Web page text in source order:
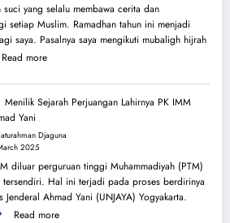
suci yang selalu membawa cerita dan
setiap Muslim. Ramadhan tahun ini menjadi
saya. Pasalnya saya mengikuti mubaligh hijrah
Read more:
Hijrah
Syiarkan
di
Melbourne
dan
Brisbane
Menilik Sejarah Perjuangan Lahirnya PK IMM
Yani
Djaguna
2025
diluar perguruan tinggi Muhammadiyah (PTM)
tersendiri. Hal ini terjadi pada proses berdirinya
Ahmad Yani (UNJAYA) Yogyakarta.
Read more: